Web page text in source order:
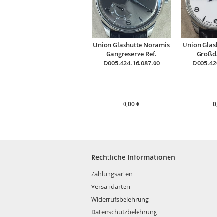
Union Glashütte Noramis
Gangreserve Ref.
D005.424.16.087.00
0,00€
Union
Rechtliche Informationen
Zahlungsarten
Versandarten
Widerrufsbelehrung
Datenschutzbelehrung